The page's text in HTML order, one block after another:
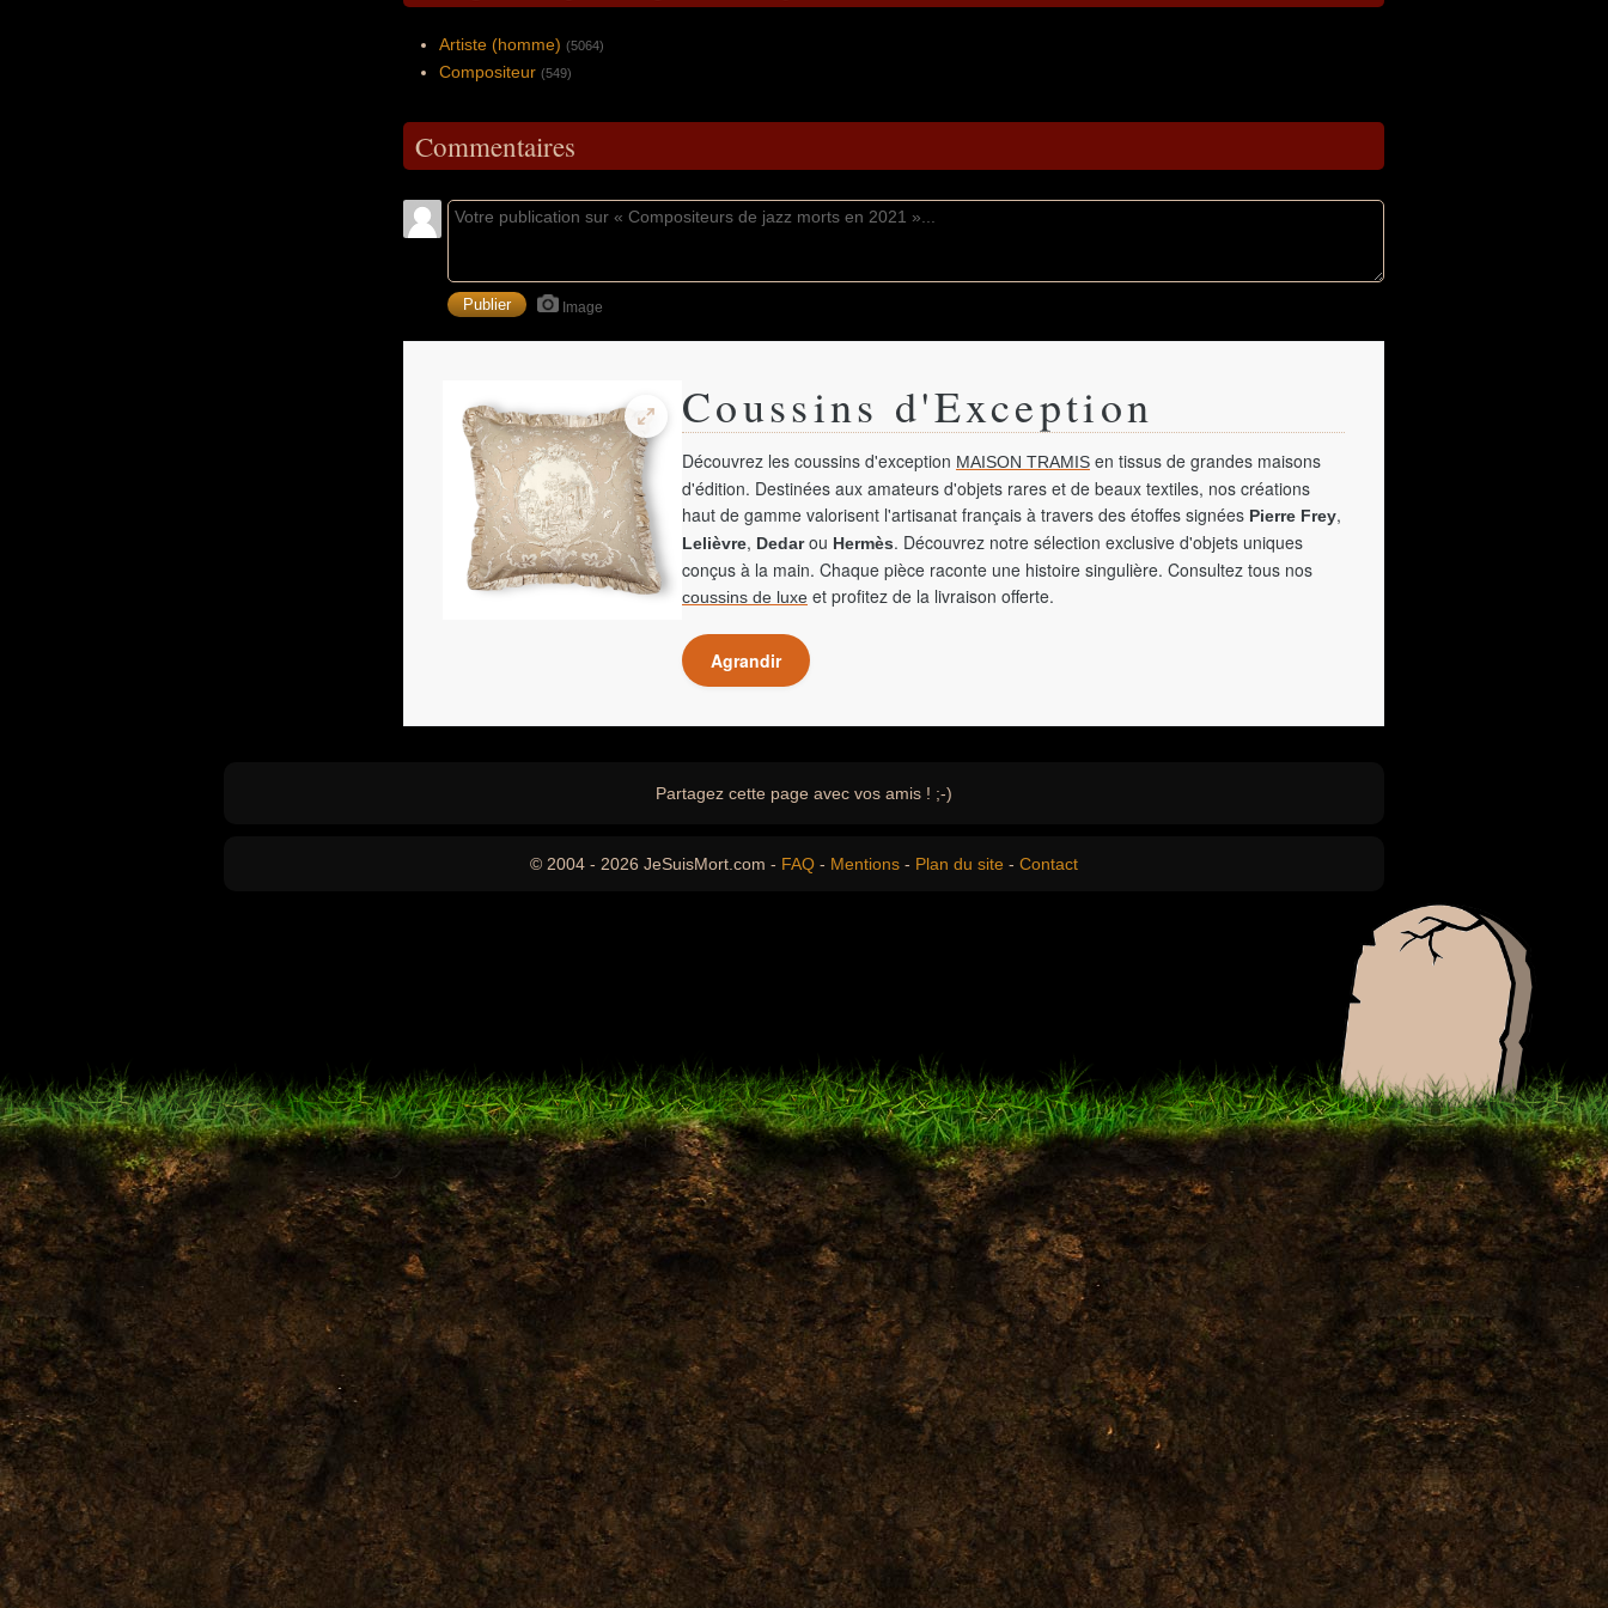
Artiste (homme) (5064)
Compositeur (549)
Commentaires
Image
Coussins d'Exception
Découvrez les coussins d'exception MAISON TRAMIS en tissus de grandes maisons
d'édition. Destinées aux amateurs d'objets rares et de beaux textiles, nos créations
haut de gamme valorisent l'artisanat français à travers des étoffes signées Pierre Frey,
Lelièvre, Dedarou Hermès. Découvrez notre sélection exclusive d'objets uniques
conçus à la main. Chaque pièce raconte une histoire singulière. Consultez tous nos
coussins de luxe et profitez de la livraison offerte.
Agrandir
Partagez cette page avec vos amis ! ;-)
© 2004 - 2026 JeSuisMort.com - FAQ - Mentions - Plan du site - Contact